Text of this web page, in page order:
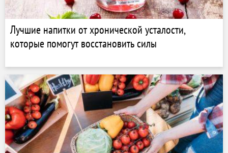
Лучшие напитки от хронической усталости,
которые помогут восстановить силы